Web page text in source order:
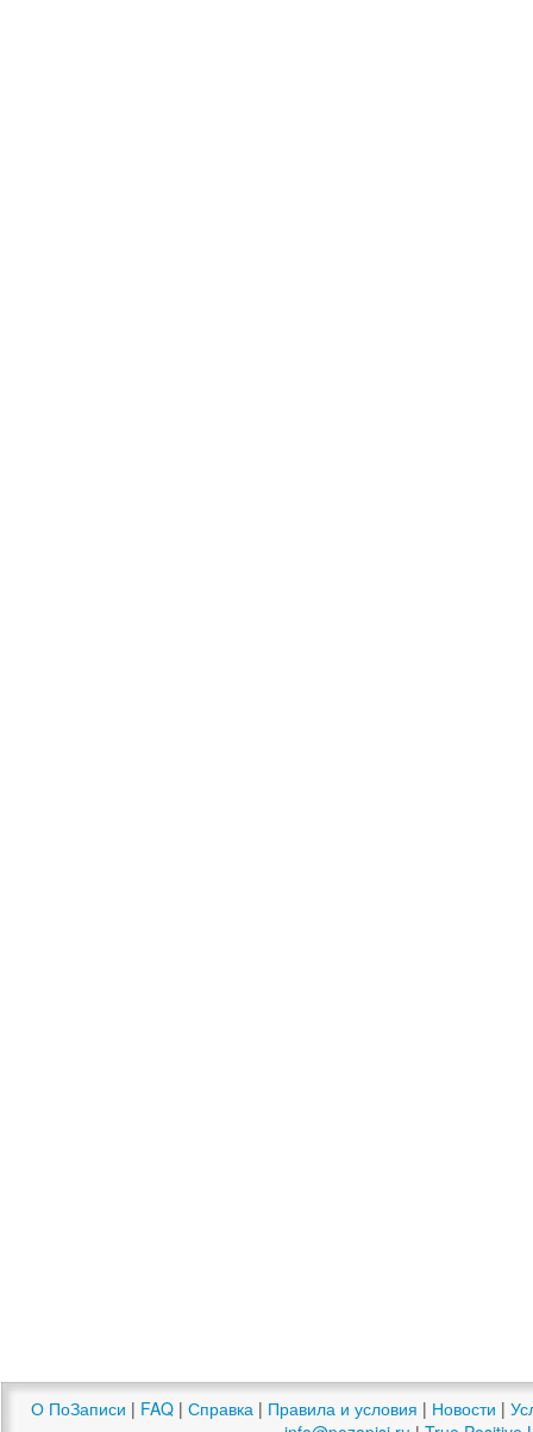
О ПоЗаписи | FAQ | Справка | Правила и условия | Новости |